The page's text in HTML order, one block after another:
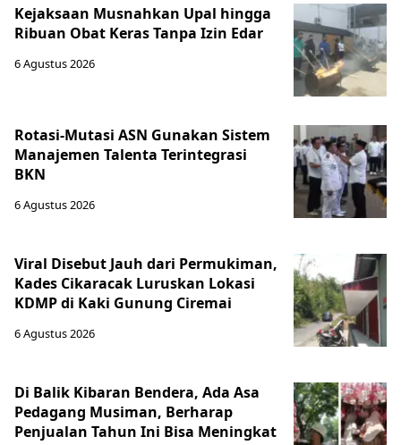
Kejaksaan Musnahkan Upal hingga
Ribuan Obat Keras Tanpa Izin Edar
6 Agustus 2026
Rotasi-Mutasi ASN Gunakan Sistem
Manajemen Talenta Terintegrasi
BKN
6 Agustus 2026
Viral Disebut Jauh dari Permukiman,
Kades Cikaracak Luruskan Lokasi
KDMP di Kaki Gunung Ciremai
6 Agustus 2026
Di Balik Kibaran Bendera, Ada Asa
Pedagang Musiman, Berharap
Penjualan Tahun Ini Bisa Meningkat